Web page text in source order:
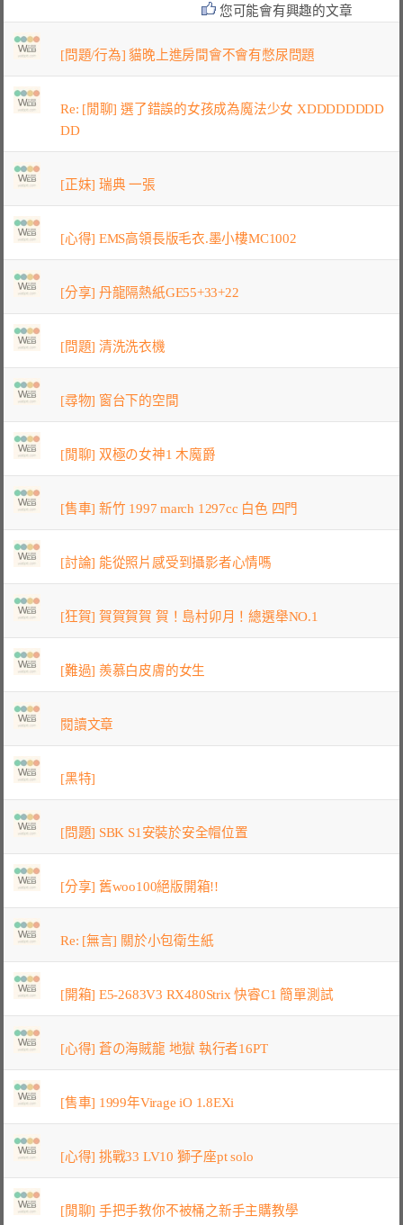
您可能會有興趣的文章
[問題/行為] 貓晚上進房間會不會有憋尿問題
Re: [閒聊] 選了錯誤的女孩成為魔法少女 XDDDDDDDD
DD
[正妹] 瑞典 一張
[心得] EMS高領長版毛衣.墨小樓MC1002
[分享] 丹龍隔熱紙GE55+33+22
[問題] 清洗洗衣機
[尋物] 窗台下的空間
[閒聊] 双極の女神1 木魔爵
[售車] 新竹 1997 march 1297cc 白色 四門
[討論] 能從照片感受到攝影者心情嗎
[狂賀] 賀賀賀賀 賀！島村卯月！總選舉NO.1
[難過] 羨慕白皮膚的女生
閱讀文章
[黑特]
[問題] SBK S1安裝於安全帽位置
[分享] 舊woo100絕版開箱!!
Re: [無言] 關於小包衛生紙
[開箱] E5-2683V3 RX480Strix 快睿C1 簡單測試
[心得] 蒼の海賊龍 地獄 執行者16PT
[售車] 1999年Virage iO 1.8EXi
[心得] 挑戰33 LV10 獅子座pt solo
[閒聊] 手把手教你不被桶之新手主購教學